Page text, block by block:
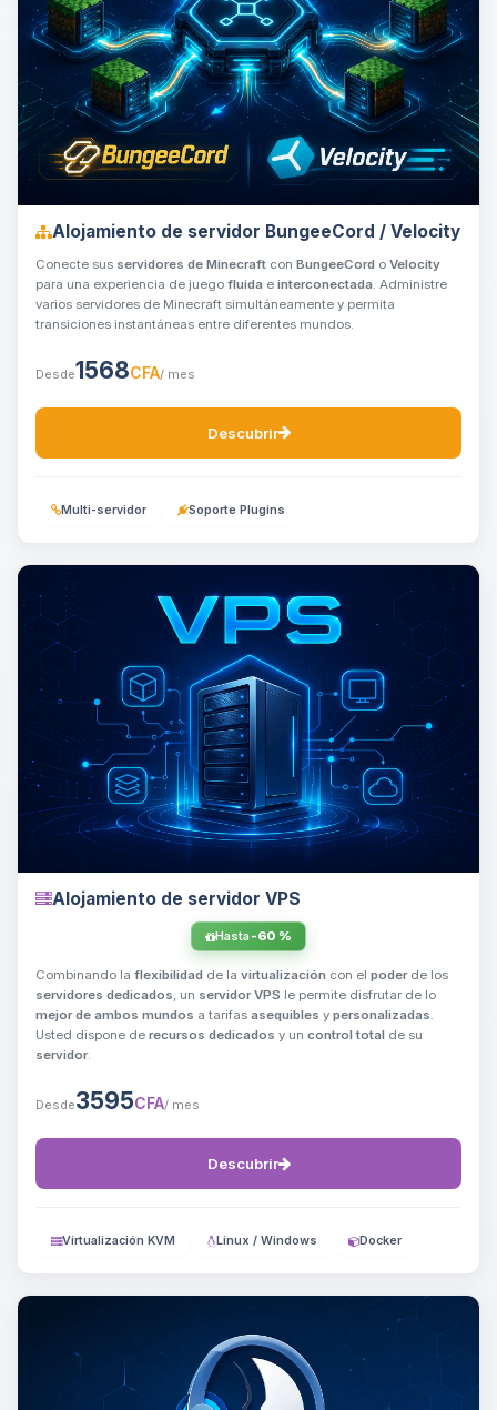
Alojamiento de servidor BungeeCord / Velocity
Conecte sus servidores de Minecraft con BungeeCord o Velocity
para una experiencia de juego fluida e interconectada. Administre
varios servidores de Minecraft simultáneamente y permita
transiciones instantáneas entre diferentes mundos.
Desde1568CFA/ mes
Descubrir
Multi-servidor Soporte Plugins
Alojamiento de servidor VPS
Hasta -60 %
Combinando la flexibilidad de la virtualización con el poderde los
servidores dedicados, un servidor VPS le permite disfrutar de lo
mejor de ambos mundos a tarifas asequibles y personalizadas.
Usted dispone de recursos dedicados y un control total de su
servidor.
Desde3595CFA/ mes
Descubrir
Virtualización KVM Linux / Windows Docker